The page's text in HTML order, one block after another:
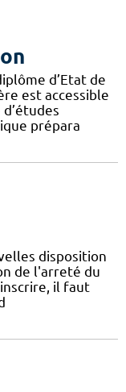
d’Etat de
est accessible
prépara
disposition
de l'arreté du
il faut